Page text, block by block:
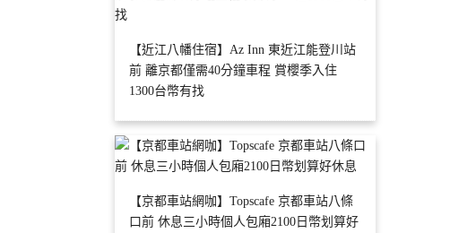
【近江八幡住宿】Az Inn 東近江能登川站
前 離京都僅需40分鐘車程 賞櫻季入住
1300台幣有找
【京都車站網咖】Topscafe 京都車站八條
口前 休息三小時個人包廂2100日幣划算好